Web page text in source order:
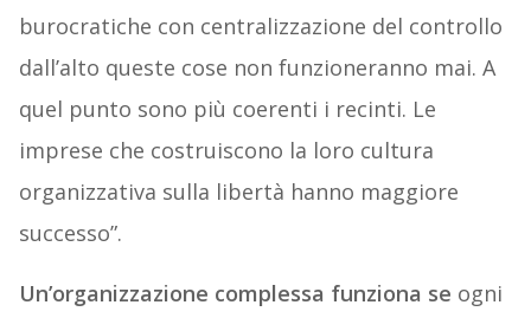
burocratiche con centralizzazione del controllo
dall’alto queste cose non funzioneranno mai. A
quel punto sono più coerenti i recinti. Le
imprese che costruiscono la loro cultura
organizzativa sulla libertà hanno maggiore
successo”.
Un’organizzazione complessa funziona se ogni